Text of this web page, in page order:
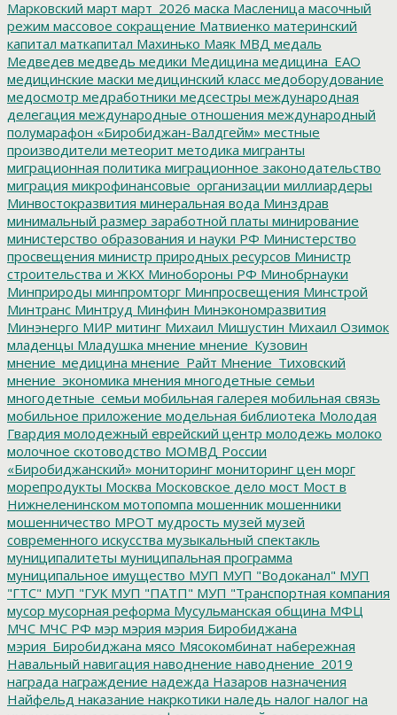
Марковский март март_2026 маска Масленица масочный
режим массовое сокращение Матвиенко материнский
капитал маткапитал Махинько Маяк МВД медаль
Медведев медведь медики Медицина медицина_ЕАО
медицинские маски медицинский класс медоборудование
медосмотр медработники медсестры международная
делегация международные отношения международный
полумарафон «Биробиджан-Валдгейм» местные
производители метеорит методика мигранты
миграционная политика миграционное законодательство
миграция микрофинансовые_организации миллиардеры
Минвостокразвития минеральная вода Минздрав
минимальный размер заработной платы минирование
министерство образования и науки РФ Министерство
просвещения министр природных ресурсов Министр
строительства и ЖКХ Минобороны РФ Минобрнауки
Минприроды минпромторг Минпросвещения Минстрой
Минтранс Минтруд Минфин Минэкономразвития
Минэнерго МИР митинг Михаил Мишустин Михаил Озимок
младенцы Младушка мнение мнение_Кузовин
мнение_медицина мнение_Райт Мнение_Тиховский
мнение_экономика мнения многодетные семьи
многодетные_семьи мобильная галерея мобильная связь
мобильное приложение модельная библиотека Молодая
Гвардия молодежный еврейский центр молодежь молоко
молочное скотоводство МОМВД России
«Биробиджанский» мониторинг мониторинг цен морг
морепродукты Москва Московское дело мост Мост в
Нижнеленинском мотопомпа мошенник мошенники
мошенничество МРОТ мудрость музей музей
современного искусства музыкальный спектакль
муниципалитеты муниципальная программа
муниципальное имущество МУП МУП "Водоканал" МУП
"ГТС" МУП "ГУК МУП "ПАТП" МУП "Транспортная компания
мусор мусорная реформа Мусульманская община МФЦ
МЧС МЧС РФ мэр мэрия мэрия Биробиджана
мэрия_Биробиджана мясо Мясокомбинат набережная
Навальный навигация наводнение наводнение_2019
награда награждение надежда Назаров назначения
Найфельд наказание накркотики наледь налог налог на